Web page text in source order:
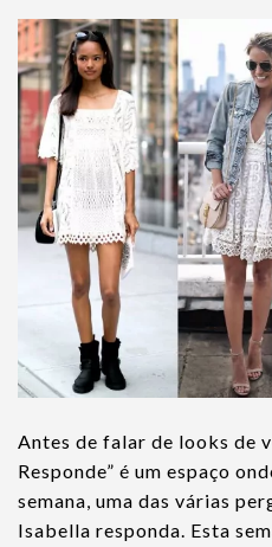
Antes de falar de looks de
Responde” é um espaço
semana, uma das várias
Isabella responda. Esta